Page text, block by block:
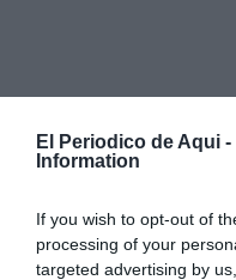
El Periodico de Aqui -
Information
If you wish to opt-out of
processing of your
targeted advertising by